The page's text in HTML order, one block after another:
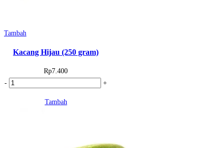
Tambah
Kacang Hijau (250 gram)
Rp7.400
- Kuantitas
+
Tambah